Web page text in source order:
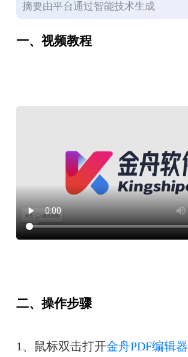
摘要由平台通过智能技术生成
一、视频教程
二、操作步骤
1、鼠标双击打开金舟PDF编辑器